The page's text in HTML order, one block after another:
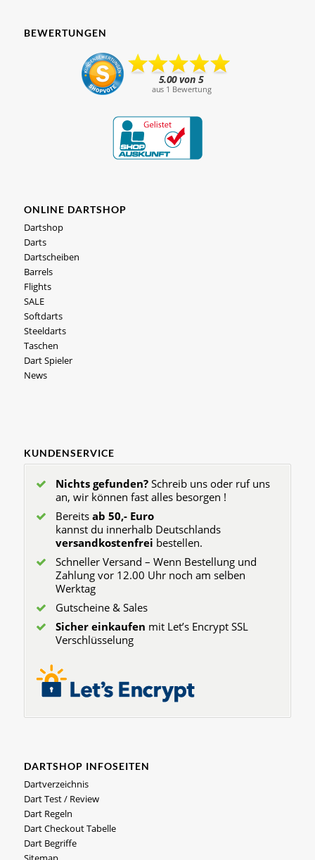
BEWERTUNGEN
ONLINE DARTSHOP
Dartshop
Darts
Dartscheiben
Barrels
Flights
SALE
Softdarts
Steeldarts
Taschen
Dart Spieler
News
KUNDENSERVICE
Nichts gefunden?Schreib uns oder ruf uns
an, wir können fast alles besorgen !
Bereits ab 50,- Euro
kannst du innerhalb Deutschlands
versandkostenfrei bestellen.
Schneller Versand – Wenn Bestellung und
Zahlung vor 12.00 Uhr noch am selben
Werktag
Gutscheine & Sales
Sicher einkaufen mit Let’s Encrypt SSL
Verschlüsselung
DARTSHOP INFOSEITEN
Dartverzeichnis
Dart Test / Review
Dart Regeln
Dart Checkout Tabelle
Dart Begriffe